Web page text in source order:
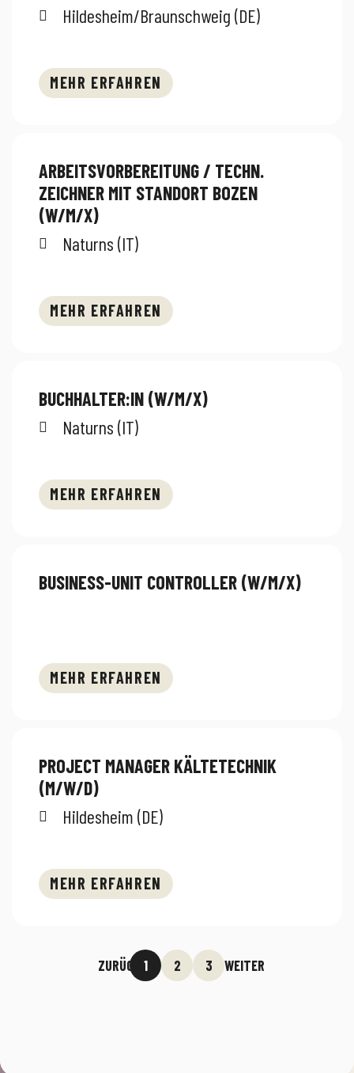
Hildesheim/Braunschweig (DE)
MEHR ERFAHREN
ARBEITSVORBEREITUNG / TECHN.
ZEICHNER MIT STANDORT BOZEN
(W/M/X)
Naturns (IT)
MEHR ERFAHREN
BUCHHALTER:IN (W/M/X)
Naturns (IT)
MEHR ERFAHREN
BUSINESS-UNIT CONTROLLER (W/M/X)
MEHR ERFAHREN
PROJECT MANAGER KÄLTETECHNIK
(M/W/D)
Hildesheim (DE)
MEHR ERFAHREN
ZURÜCK 1 2 3 WEITER